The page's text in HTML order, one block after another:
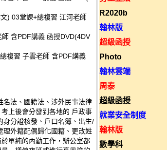
) 03堂課+總複習 江河老師
含PDF講義 函授DVD(4DV
複習 子雲老師 含PDF講義
名法、國籍法、涉外民事法律
上後會分發到各地的 戶政事
身分證核發、戶口名簿、出生/
理外籍配偶歸化國籍、更改姓
單純的內勤工作，辦公室都
R2020b
翰林版
超級函授
Photo
翰林雲端
周泰
超級函授
就業安全制度
翰林版
數學科